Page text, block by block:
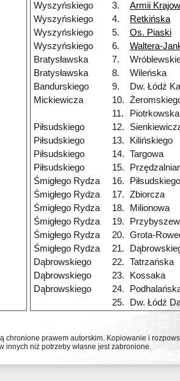
Wyszyńskiego
3. Armii
Wyszyńskiego
4. Retkińska
Wyszyńskiego
5. Os. Piaski
Wyszyńskiego
6. Waltera-
Bratysławska
7.
Bratysławska
8.
Wileńska
Bandurskiego
9.
Dw. Łódź
Mickiewicza
10.
11.
Piłsudskiego
12.
Piłsudskiego
13.
Kilińskiego
Piłsudskiego
14.
Targowa
Piłsudskiego
15.
Śmigłego Rydza
16.
Piłsudskiego
Śmigłego Rydza
17.
Zbiorcza
Śmigłego Rydza
18.
Milionowa
Śmigłego Rydza
19.
Śmigłego Rydza
20.
Grota-
Śmigłego Rydza
21.
Dąbrowskiego
22.
Tatrzańska
Dąbrowskiego
23.
Kossaka
Dąbrowskiego
24.
25.
Dw. Łódź
chronione prawem autorskim. Kopiowanie i
innych niż potrzeby własne jest zabronione.